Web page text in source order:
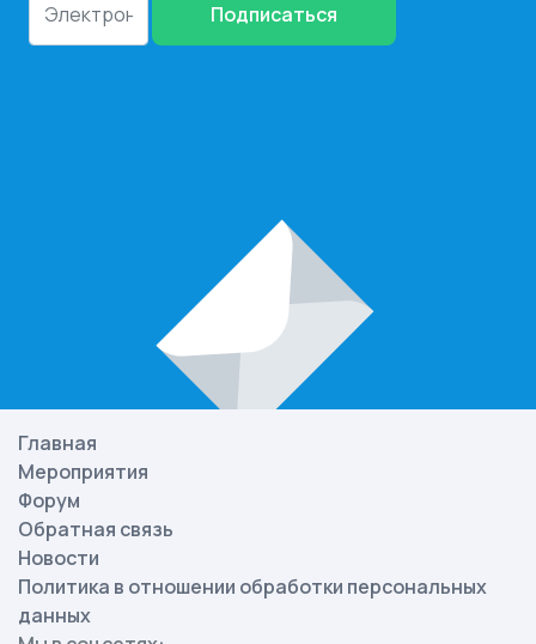
Подписаться
Главная
Мероприятия
Форум
Обратная связь
Новости
Политика в отношении обработки персональных
данных